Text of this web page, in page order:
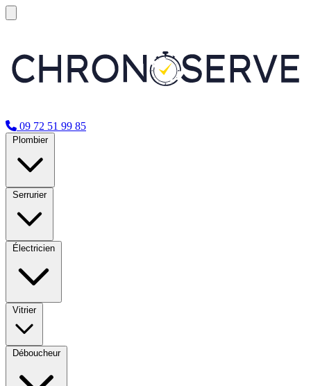
09 72 51 99 85
Plombier
Serrurier
Électricien
Vitrier
Déboucheur